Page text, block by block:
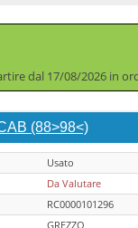
dal 17/08/2026 in
(88>98<)
Usato
Da Valutare
RC0000101296
GREZZO